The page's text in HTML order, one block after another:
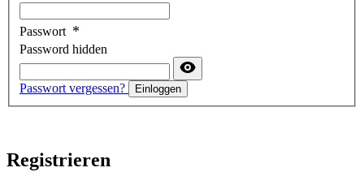
Passwort
Password hidden
Passwort vergessen? Einloggen
Registrieren